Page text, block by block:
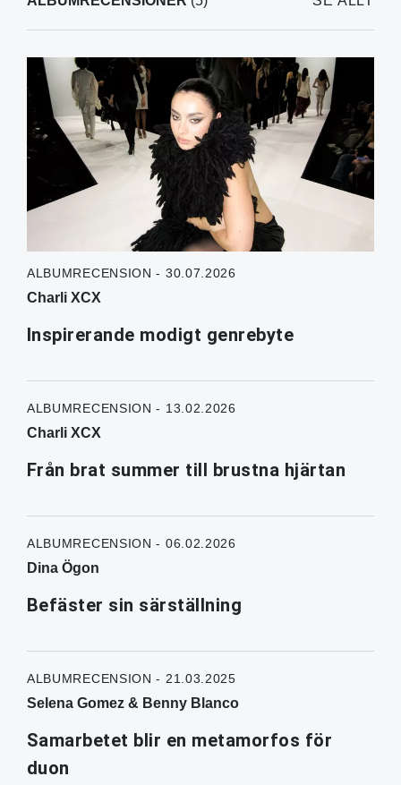
ALBUMRECENSION - 30.07.2026
Charli XCX
Inspirerande modigt genrebyte
ALBUMRECENSION - 13.02.2026
Charli XCX
Från brat summer till brustna hjärtan
ALBUMRECENSION - 06.02.2026
Dina Ögon
Befäster sin särställning
ALBUMRECENSION - 21.03.2025
Selena Gomez & Benny Blanco
Samarbetet blir en metamorfos för
duon